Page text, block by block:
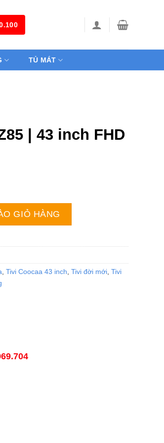
TỦ MÁT
| 43 inch FHD
Google số lượng
GIỎ HÀNG
Tivi Coocaa 43 inch Tivi đời mới, Tivi